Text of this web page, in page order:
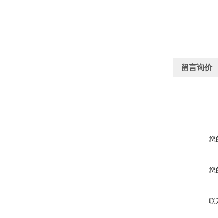
留言询价
您
您
联